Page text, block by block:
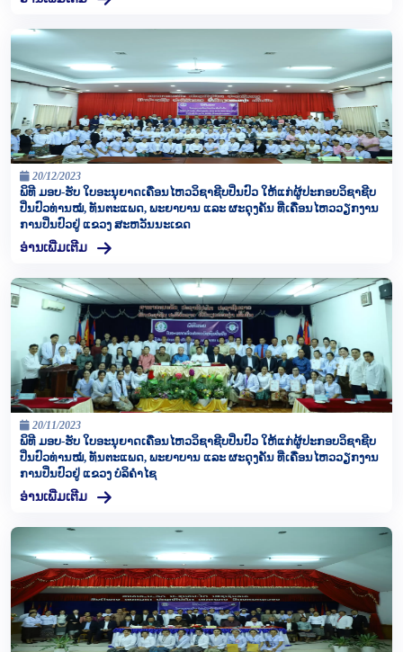
20/12/2023
ພິທີ ມອບ-ຮັບ ໃບອະນຸຍາດເຄື່ອນໄຫວວິຊາຊີບປິ່ນປົວ ໃຫ້ແກ່ຜູ້ປະກອບວິຊາຊີບ
ປິ່ນປົວທ່ານໝໍ, ທັນຕະແພດ, ພະຍາບານ ແລະ ຜະດຸງຄັນ ທີ່ເຄື່ອນໄຫວວຽກງານ
ການປິ່ນປົວຢູ່ ແຂວງ ສະຫວັນນະເຂດ
ອ່ານເພີ່ມເຕີມ
20/11/2023
ພິທີ ມອບ-ຮັບ ໃບອະນຸຍາດເຄື່ອນໄຫວວິຊາຊີບປິ່ນປົວ ໃຫ້ແກ່ຜູ້ປະກອບວິຊາຊີບ
ປິ່ນປົວທ່ານໝໍ, ທັນຕະແພດ, ພະຍາບານ ແລະ ຜະດຸງຄັນ ທີ່ເຄື່ອນໄຫວວຽກງານ
ການປິ່ນປົວຢູ່ ແຂວງ ບໍລິຄໍາໄຊ
ອ່ານເພີ່ມເຕີມ